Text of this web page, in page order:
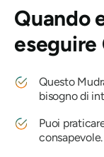
Quando
eseguire
Questo
bisogno di
Puoi
consapevole.